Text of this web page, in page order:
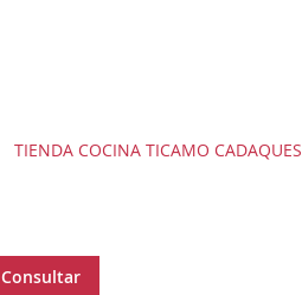
TIENDA COCINA TICAMO CADAQUES
Consultar